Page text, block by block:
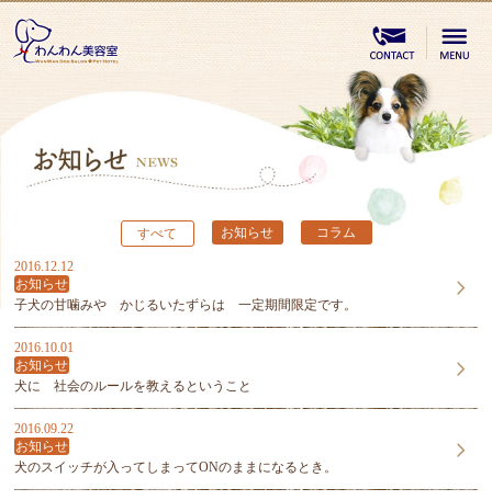
すべて お知らせ コラム
2016.12.12
お知らせ
子犬の甘噛みや かじるいたずらは 一定期間限定です。
2016.10.01
お知らせ
犬に 社会のルールを教えるということ
2016.09.22
お知らせ
犬のスイッチが入ってしまってONのままになるとき。